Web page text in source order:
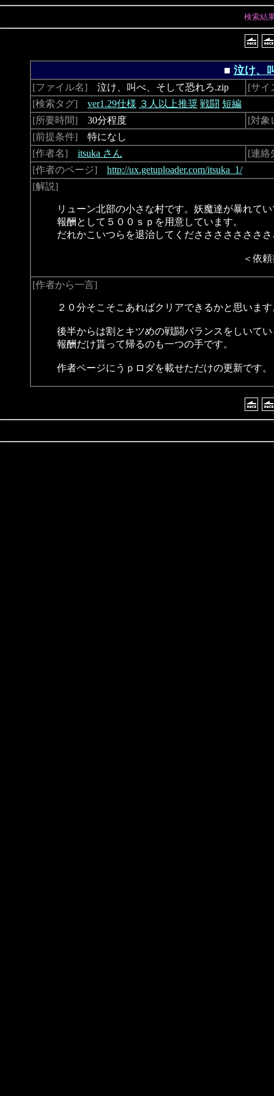
検索結
■ 泣け、
[ファイル名] 泣け、叫べ、そして恐れろ.zip
[サイ
[検索タグ]
ver1.29仕様 ３人以上推奨 戦闘 短編
[所要時間] 30分程度
[対象
[前提条件] 特になし
[作者名]
itsuka さん
[連絡
[作者のページ]
http://ux.getuploader.com/itsuka_1/
[解説]
リューン北部の小さな村です。妖魔達が暴れて
報酬として５００ｓｐを用意しています。
だれかこいつらを退治してくださささささささ
＜依頼書が途中から乱
[作者から一言]
２０分そこそこあればクリアできるかと思います
後半からは割とキツめの戦闘バランスをしいて
報酬だけ貰って帰るのも一つの手です。
作者ページにうｐロダを載せただけの更新です。